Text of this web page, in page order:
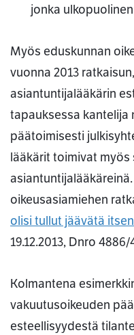
jonka
Myös eduskunnan
vuonna 2013
asiantuntijalääkärin
tapauksessa kantelija
päätoimisesti
lääkärit toimivat myös
oikeusasiamiehen
olisi tullut jäävätä
19.12.2013, Dnro 4886/
Kolmantena
vakuutusoikeuden
esteellisyydestä